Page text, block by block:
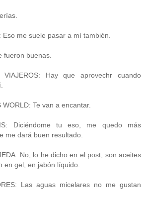
Eso me suele pasar a mí también.
fueron buenas.
VIAJEROS: Hay que aprovechr cuando
Te van a encantar.
Diciéndome tu eso, me quedo más
me dará buen resultado.
No, lo he dicho en el post, son aceites
en gel, en jabón líquido.
Las aguas micelares no me gustan